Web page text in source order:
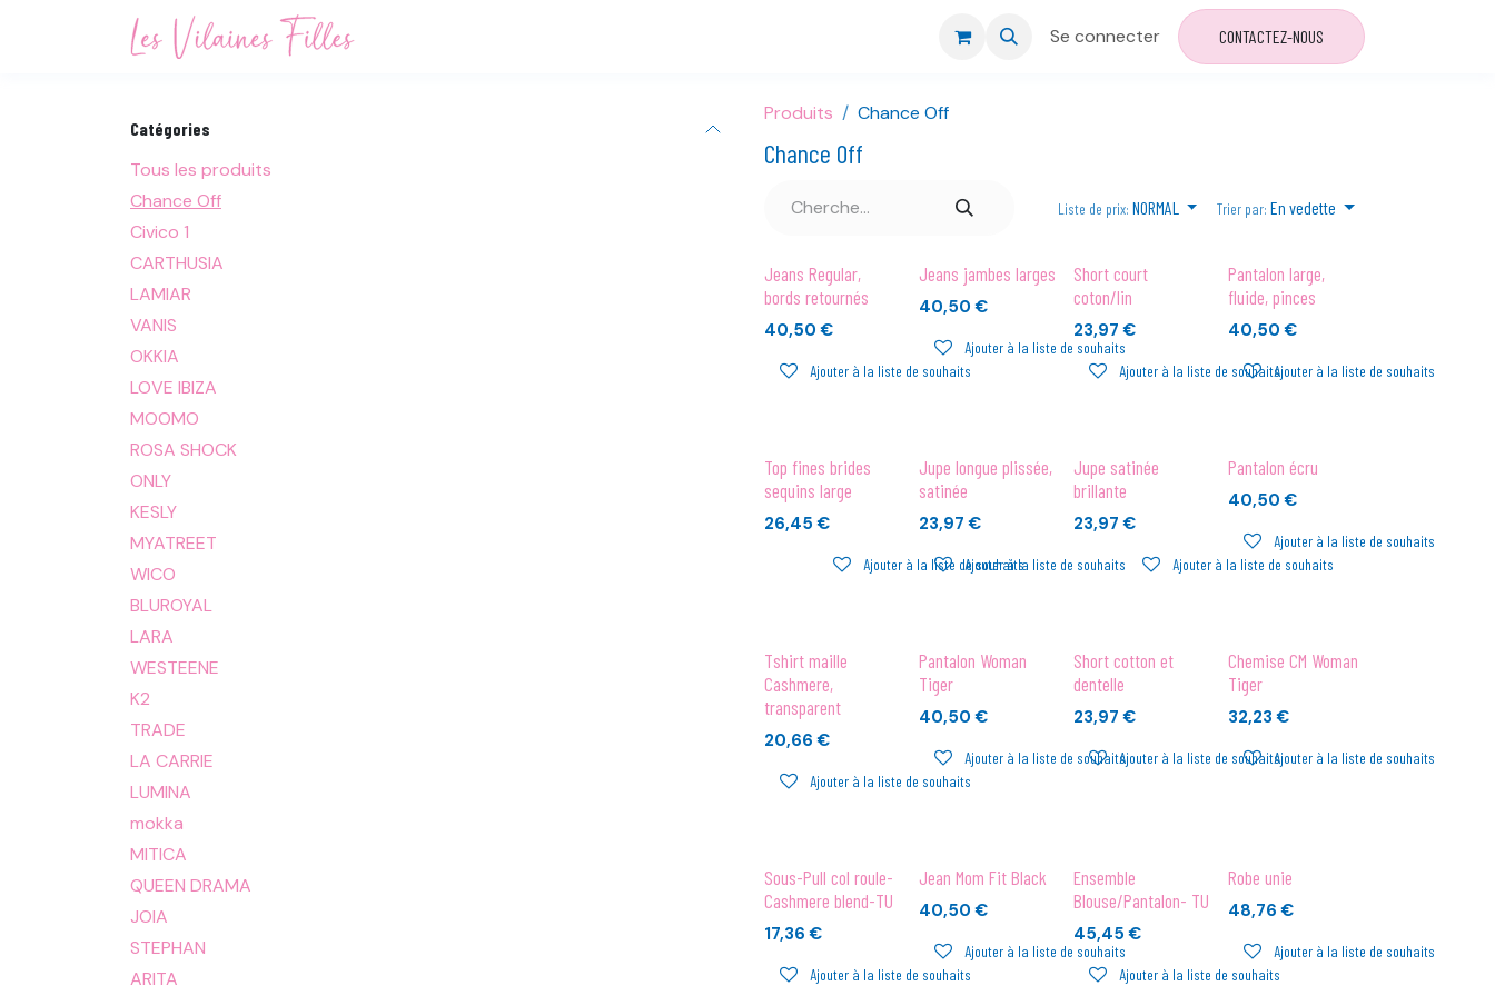
Livraison et retour Se connecter CONTACTEZ-NOUS
Catégories
Tous les produits
Chance Off
Civico 1
CARTHUSIA
LAMIAR
VANIS
OKKIA
LOVE IBIZA
MOOMO
ROSA SHOCK
ONLY
KESLY
MYATREET
WICO
BLUROYAL
LARA
WESTEENE
K2
TRADE
LA CARRIE
LUMINA
mokka
MITICA
QUEEN DRAMA
JOIA
STEPHAN
ARITA
Produits Chance Off
Chance Off
Liste de prix: NORMAL Trier par: En vedette
Jeans Regular,
bords retournés
40,50 €
Ajouter à la liste de souhaits
Jeans jambes larges
40,50 €
Ajouter à la liste de souhaits
Short court
coton/lin
23,97 €
Ajouter à la liste de souhaits
Pantalon large,
fluide, pinces
40,50 €
Ajouter à la liste de souhaits
Top fines brides
sequins large
26,45 €
Ajouter à la liste de souhaits
Jupe longue plissée,
satinée
23,97 €
Ajouter à la liste de souhaits
Jupe satinée
brillante
23,97 €
Ajouter à la liste de souhaits
Pantalon écru
40,50 €
Ajouter à la liste de souhaits
Tshirt maille
Cashmere,
transparent
20,66 €
Ajouter à la liste de souhaits
Pantalon Woman
Tiger
40,50 €
Ajouter à la liste de souhaits
Short cotton et
dentelle
23,97 €
Ajouter à la liste de souhaits
Chemise CM Woman
Tiger
32,23 €
Ajouter à la liste de souhaits
Sous-Pull col roule-
Cashmere blend-TU
17,36 €
Ajouter à la liste de souhaits
Jean Mom Fit Black
40,50 €
Ajouter à la liste de souhaits
Ensemble
Blouse/Pantalon- TU
45,45 €
Ajouter à la liste de souhaits
Robe unie
48,76 €
Ajouter à la liste de souhaits